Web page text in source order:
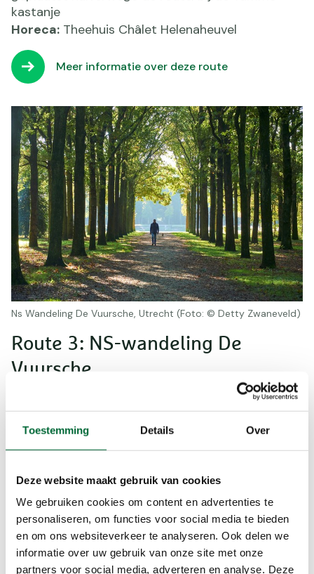
Toestemming Details Over
Deze website maakt gebruik van cookies
We gebruiken cookies om content en advertenties te
personaliseren, om functies voor social media te bieden
en om ons websiteverkeer te analyseren. Ook delen we
informatie over uw gebruik van onze site met onze
partners voor social media, adverteren en analyse. Deze
kastanje
Horeca: Theehuis Châlet Helenaheuvel
Meer informatie over deze route
Route 3: NS-wandeling De
Vuursche
aaneenschakeling van buitenplaatsen. Tijdens
deze koninklijke route is er veel bos met statige
beukenlanen, stuifzand, een heus paleis en een
Hollandsche Rading. Langs deze spoorlijn is een
bijzonder type bovenleidingportalen toegepast
met als bijnaam ‘De Gotische Bogen’.
Parkeren: Beste te wandelen met openbaar
vervoer.
Ns Wandeling De Vuursche, Utrecht (Foto: © Detty Zwaneveld)